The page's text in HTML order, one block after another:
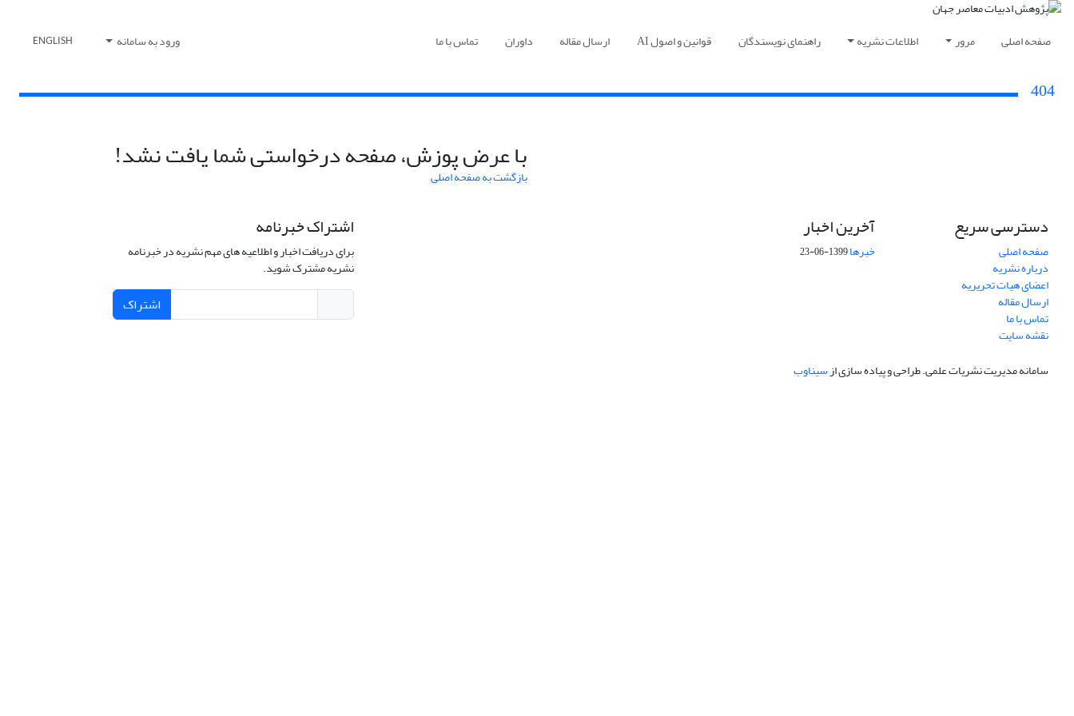
صفحه اصلی مرور اطلاعات نشریه راهنمای نویسندگان قوانین و اصول AI ارسال مقاله داوران تماس با ما ورود به سامانه ENGLISH
404
با عرض پوزش، صفحه درخواستی شما یافت نشد!
بازگشت به صفحه اصلی
دسترسی سریع
صفحه اصلی
درباره نشریه
اعضای هیات تحریریه
ارسال مقاله
تماس با ما
نقشه سایت
آخرین اخبار
خبرها1399-06-23
اشتراک خبرنامه
برای دریافت اخبار و اطلاعیه های مهم نشریه در خبرنامه
نشریه مشترک شوید.
اشتراک
سامانه مدیریت نشریات علمی.طراحی و پیاده سازی ازسیناوب